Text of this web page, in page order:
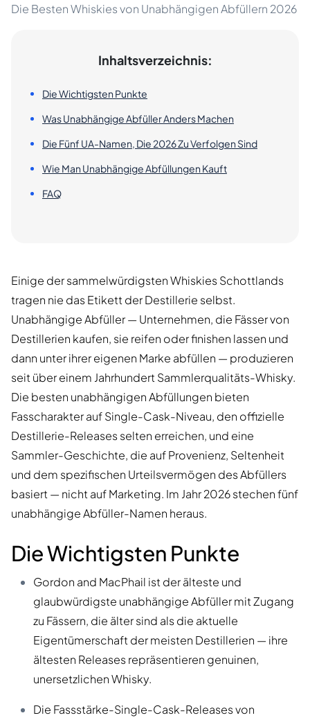
Die Besten Whiskies von Unabhängigen Abfüllern 2026
Inhaltsverzeichnis:
Die Wichtigsten Punkte
Was Unabhängige Abfüller Anders Machen
Die Fünf UA-Namen, Die 2026 Zu Verfolgen Sind
Wie Man Unabhängige Abfüllungen Kauft
FAQ
Einige der sammelwürdigsten Whiskies Schottlands
tragen nie das Etikett der Destillerie selbst.
Unabhängige Abfüller — Unternehmen, die Fässer von
Destillerien kaufen, sie reifen oder finishen lassen und
dann unter ihrer eigenen Marke abfüllen — produzieren
seit über einem Jahrhundert Sammlerqualitäts-Whisky.
Die besten unabhängigen Abfüllungen bieten
Fasscharakter auf Single-Cask-Niveau, den offizielle
Destillerie-Releases selten erreichen, und eine
Sammler-Geschichte, die auf Provenienz, Seltenheit
und dem spezifischen Urteilsvermögen des Abfüllers
basiert — nicht auf Marketing. Im Jahr 2026 stechen fünf
unabhängige Abfüller-Namen heraus.
Die Wichtigsten Punkte
Gordon and MacPhail ist der älteste und
glaubwürdigste unabhängige Abfüller mit Zugang
zu Fässern, die älter sind als die aktuelle
Eigentümerschaft der meisten Destillerien — ihre
ältesten Releases repräsentieren genuinen,
unersetzlichen Whisky.
Die Fassstärke-Single-Cask-Releases von